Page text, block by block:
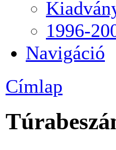
1996-
Navigáció
Címlap